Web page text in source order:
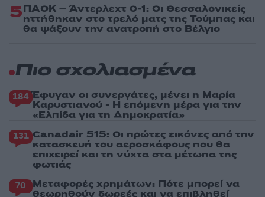
5ΠΑΟΚ – Άντερλεχτ 0-1: Οι Θεσσαλονικείς
ηττήθηκαν στο τρελό ματς της Τούμπας και
θα ψάξουν την ανατροπή στο Βέλγιο
Πιο σχολιασμένα
184 Έφυγαν οι συνεργάτες, μένει η Μαρία
Καρυστιανού - Η επόμενη μέρα για την
«Ελπίδα για τη Δημοκρατία»
131 Canadair 515: Οι πρώτες εικόνες από την
κατασκευή του αεροσκάφους που θα
επιχειρεί και τη νύχτα στα μέτωπα της
φωτιάς
70 Μεταφορές χρημάτων: Πότε μπορεί να
θεωρηθούν δωρεές και να επιβληθεί